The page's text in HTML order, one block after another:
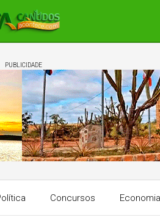
PUBLICIDADE
Concursos Economia